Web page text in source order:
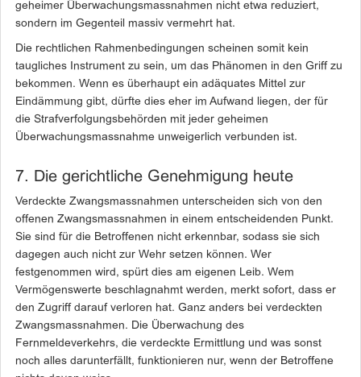
geheimer Überwachungsmassnahmen nicht etwa reduziert,
sondern im Gegenteil massiv vermehrt hat.
Die rechtlichen Rahmenbedingungen scheinen somit kein
taugliches Instrument zu sein, um das Phänomen in den Griff zu
bekommen. Wenn es überhaupt ein adäquates Mittel zur
Eindämmung gibt, dürfte dies eher im Aufwand liegen, der für
die Strafverfolgungsbehörden mit jeder geheimen
Überwachungsmassnahme unweigerlich verbunden ist.
7. Die gerichtliche Genehmigung heute
Verdeckte Zwangsmassnahmen unterscheiden sich von den
offenen Zwangsmassnahmen in einem entscheidenden Punkt.
Sie sind für die Betroffenen nicht erkennbar, sodass sie sich
dagegen auch nicht zur Wehr setzen können. Wer
festgenommen wird, spürt dies am eigenen Leib. Wem
Vermögenswerte beschlagnahmt werden, merkt sofort, dass er
den ­Zugriff darauf verloren hat. Ganz anders bei verdeckten
Zwangsmassnahmen. Die Überwachung des
Fernmeldeverkehrs, die verdeckte Ermittlung und was sonst
noch alles darunterfällt, funktionieren nur, wenn der Betroffene